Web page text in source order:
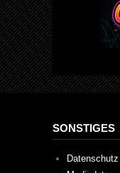
SONSTIGES
Datenschutz